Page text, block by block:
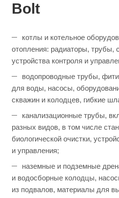
Bolt
котлы и котельное
отопления: радиаторы, трубы,
устройства контроля и
водопроводные трубы,
для воды, насосы,
скважин и колодцев, гибкие
канализационные трубы,
разных видов, в том числе
биологической очистки,
и управления;
наземные и подземные
и водосборные колодцы,
из подвалов, материалы для